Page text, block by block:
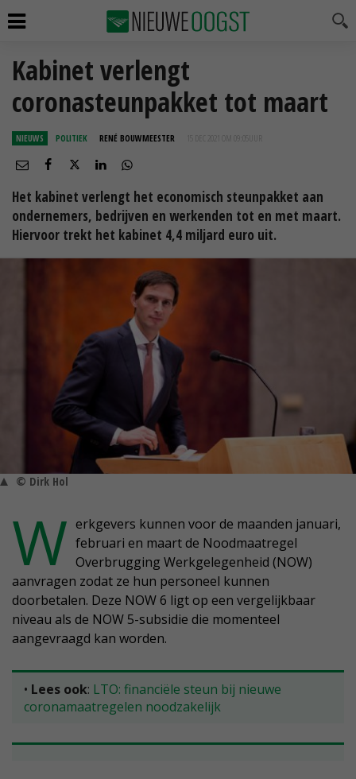
Kabinet verlengt
coronasteunpakket tot maart
NIEUWS POLITIEK RENÉ BOUWMEESTER 15 DEC 2021 OM 09:05
Het kabinet verlengt het economisch steunpakket aan
ondernemers, bedrijven en werkenden tot en met maart.
Hiervoor trekt het kabinet 4,4 miljard euro uit.
© Dirk Hol
W erkgevers kunnen voor de maanden januari,
februari en maart de Noodmaatregel
Overbrugging Werkgelegenheid (NOW)
aanvragen zodat ze hun personeel kunnen
doorbetalen. Deze NOW 6 ligt op een vergelijkbaar
niveau als de NOW 5-subsidie die momenteel
aangevraagd kan worden.
• Lees ook: LTO: financiële steun bij nieuwe
coronamaatregelen noodzakelijk